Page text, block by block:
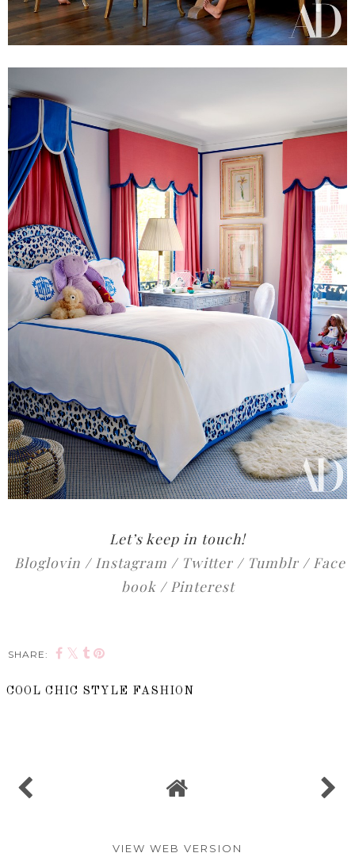
Let’s keep in touch!
Bloglovin / Instagram / Twitter/ Tumblr/ Face
book/ Pinterest
SHARE:
COOL CHIC STYLE FASHION
VIEW WEB VERSION